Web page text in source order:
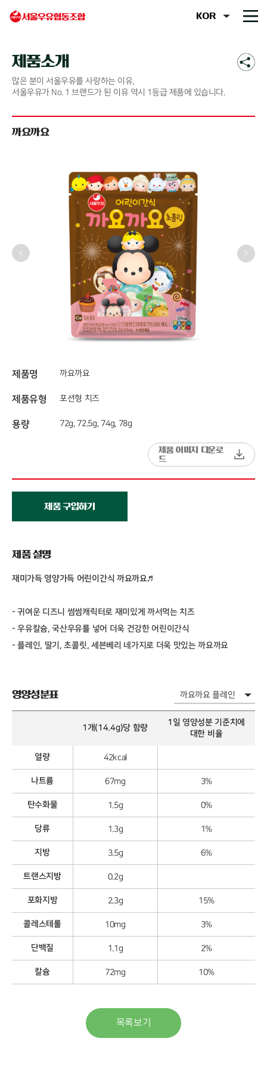
제품소개
많은 분이 서울우유를 사랑하는 이유,
서울우유가 No. 1 브랜드가 된 이유 역시 1등급 제품에 있습니다.
까요까요
제품명 까요까요
제품유형 포션형 치즈
용량 72g, 72.5g, 74g, 78g
제품 이미지 다운로
드
제품 구입하기
제품 설명
재미가득 영양가득 어린이간식 까요까요♬
- 귀여운 디즈니 썸썸캐릭터로 재미있게 까서먹는 치즈
- 우유칼슘, 국산우유를 넣어 더욱 건강한 어린이간식
- 플레인, 딸기, 초콜릿, 세븐베리 네가지로 더욱 맛있는 까요까요
영양성분표
1개(14.4g)당 함량
1일 영양성분 기준치에
대한 비율
열량 42kcal
나트륨 67mg 3%
탄수화물 1.5g 0%
당류 1.3g 1%
지방 3.5g 6%
트랜스지방 0.2g
포화지방 2.3g 15%
콜레스테롤 10mg 3%
단백질 1.1g 2%
칼슘 72mg 10%
목록보기